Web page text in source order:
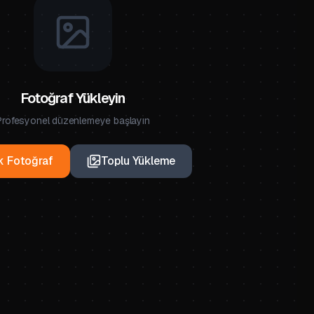
Fotoğraf Yükleyin
düzenlemeye başlayın
Fotoğraf Toplu Yükleme